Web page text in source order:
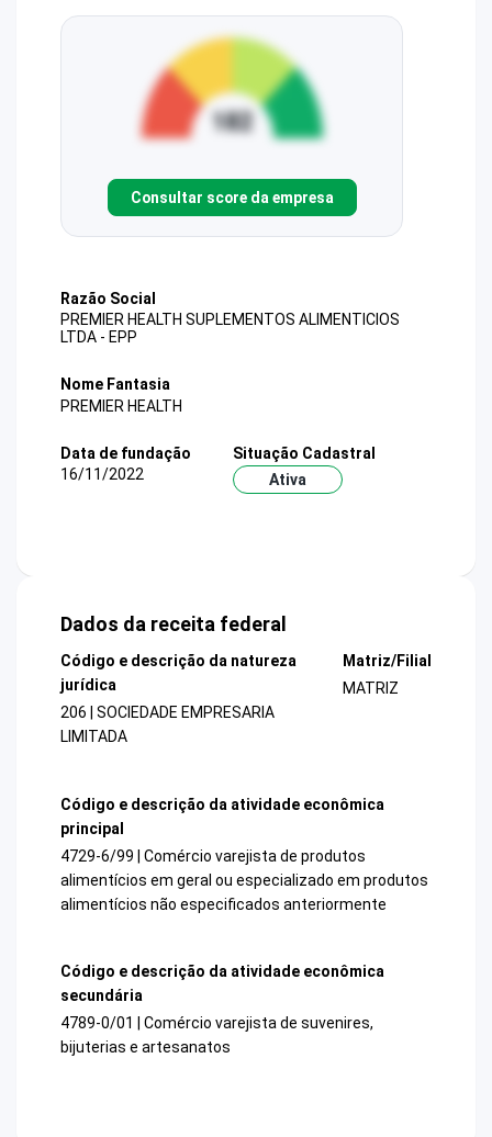
Consultar score da empresa
Razão Social
PREMIER HEALTH SUPLEMENTOS ALIMENTICIOS
LTDA - EPP
Nome Fantasia
PREMIER HEALTH
Data de fundação
16/11/2022
Situação Cadastral
Ativa
Dados da receita federal
Código e descrição da natureza
jurídica
206 | SOCIEDADE EMPRESARIA
LIMITADA
Matriz/Filial
MATRIZ
Código e descrição da atividade econômica
principal
4729-6/99 | Comércio varejista de produtos
alimentícios em geral ou especializado em produtos
alimentícios não especificados anteriormente
Código e descrição da atividade econômica
secundária
4789-0/01 | Comércio varejista de suvenires,
bijuterias e artesanatos